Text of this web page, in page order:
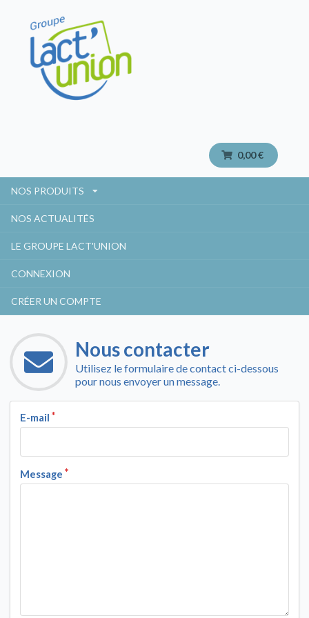
0,00 €
NOS PRODUITS
NOS ACTUALITÉS
LE GROUPE LACT'UNION
CONNEXION
CRÉER UN COMPTE
Nous contacter
Utilisez le formulaire de contact ci-dessous
pour nous envoyer un message.
E-mail
Message